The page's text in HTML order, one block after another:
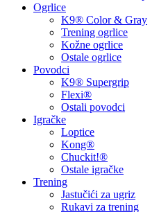
Ogrlice
K9® Color & Gray
Trening ogrlice
Kožne ogrlice
Ostale ogrlice
Povodci
K9® Supergrip
Flexi®
Ostali povodci
Igračke
Loptice
Kong®
Chuckit!®
Ostale igračke
Trening
Jastučići za ugriz
Rukavi za trening